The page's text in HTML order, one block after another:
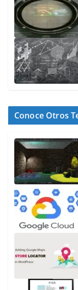
Conoce Otros